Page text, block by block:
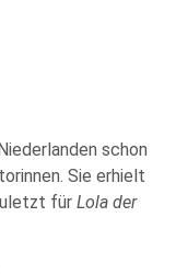
schon
Sie erhielt
für Lola der